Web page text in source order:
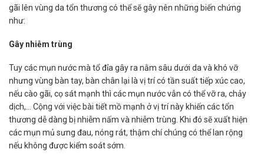
gãi lên vùng da tổn thương có thể sẽ gây nên những biến chứng
như:
Gây nhiễm trùng
Tuy các mụn nước mà tổ đỉa gây ra nằm sâu dưới da và khó vỡ
nhưng vùng bàn tay, bàn chân lại là vị trí có tần suất tiếp xúc cao,
nếu cào gãi, cọ sát mạnh thì các mụn nước vẫn có thể vỡ ra, chảy
dịch,… Cộng với việc bài tiết mồ mạnh ở vị trí này khiến các tổn
thương dễ dàng bị nhiễm nấm và nhiễm trùng. Khi đó sẽ xuất hiện
các mụn mủ sưng đau, nóng rát, thậm chí chúng có thể lan rộng
nếu không được kiểm soát sớm.